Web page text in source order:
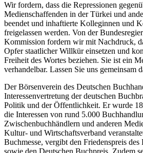
Wir fordern, dass die Repressionen
Medienschaffenden in der Türkei und
beendet und inhaftierte Kolleginnen und
freigelassen werden. Von der
Kommission fordern wir mit Nachdruck,
Opfer staatlicher Willkür einsetzen und
Freiheit des Wortes beziehen. Sie ist ein
verhandelbar. Lassen Sie uns gemeinsam
Der Börsenverein des Deutschen
Interessenvertretung der deutschen
Politik und der Öffentlichkeit. Er wurde
die Interessen von rund 5.000
Zwischenbuchhändlern und anderen
Kultur- und Wirtschaftsverband
Buchmesse, vergibt den Friedenspreis